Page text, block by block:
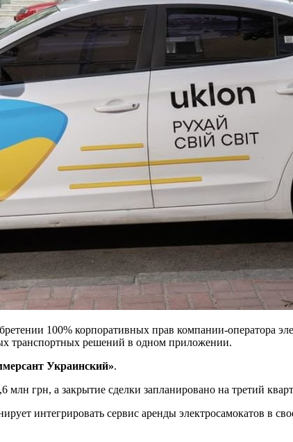
100% корпоративных прав компании-оператора
транспортных решений в одном приложении.
Украинский».
грн, а закрытие сделки запланировано на третий
интегрировать сервис аренды электросамокатов в